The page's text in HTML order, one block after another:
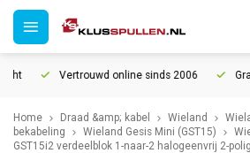
Vertrouwd online sinds 2006
Home Draad &amp; kabel Wieland
bekabeling
Wieland Gesis Mini (GST15)
GST15i2 verdeelblok 1-naar-2 halogeenvrij 2-